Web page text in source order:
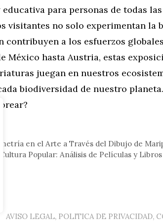
para personas de todas
visitantes no solo experimentan la
contribuyen a los esfuerzos
México hasta Austria, estas
juegan en nuestros
biodiversidad de nuestro
en el Arte a Través del Dibujo de
Popular: Análisis de Películas y
AVISO LEGAL, POLITICA DE PRIVACIDAD,